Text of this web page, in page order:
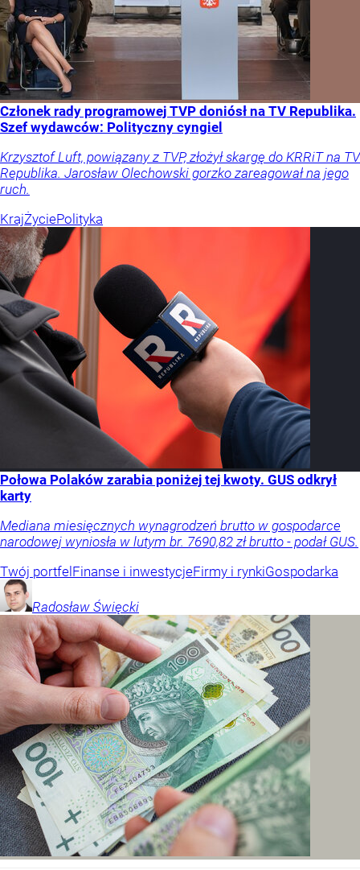
Członek rady programowej TVP doniósł na TV Republika.
Szef wydawców: Polityczny cyngiel
Krzysztof Luft, powiązany z TVP, złożył skargę do KRRiT na TV
Republika. Jarosław Olechowski gorzko zareagował na jego
ruch.
KrajŻyciePolityka
Połowa Polaków zarabia poniżej tej kwoty. GUS odkrył
karty
Mediana miesięcznych wynagrodzeń brutto w gospodarce
narodowej wyniosła w lutym br. 7690,82 zł brutto - podał GUS.
Twój portfel Finanse i inwestycjeFirmy i rynkiGospodarka
Radosław Święcki